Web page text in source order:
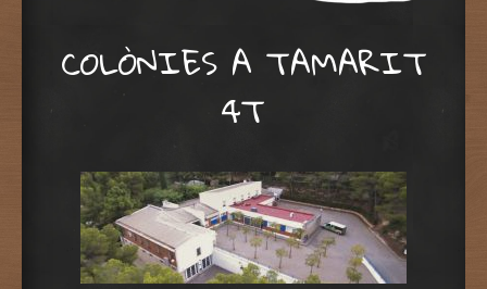
COLÒNIES A TAMARIT
4T